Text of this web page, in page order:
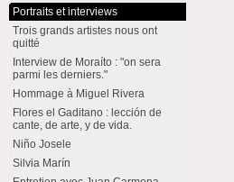
Portraits et interviews
Trois grands artistes nous ont
quitté
Interview de Moraíto : "on sera
parmi les derniers."
Hommage à Miguel Rivera
Flores el Gaditano : lección de
cante, de arte, y de vida.
Niño Josele
Silvia Marín